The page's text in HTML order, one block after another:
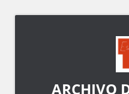
ARCHIVO